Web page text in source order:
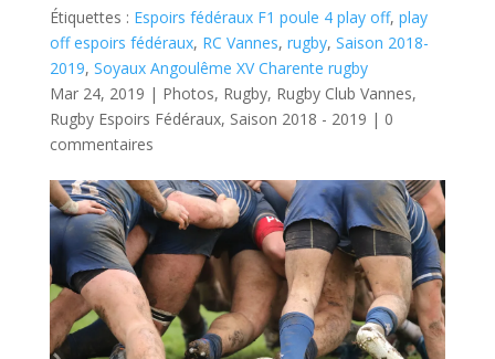
Étiquettes : Espoirs fédéraux F1 poule 4 play off, play
off espoirs fédéraux, RC Vannes, rugby, Saison 2018-
2019, Soyaux Angoulême XV Charente rugby
Mar 24, 2019 | Photos, Rugby, Rugby Club Vannes,
Rugby Espoirs Fédéraux, Saison 2018 - 2019 | 0
commentaires